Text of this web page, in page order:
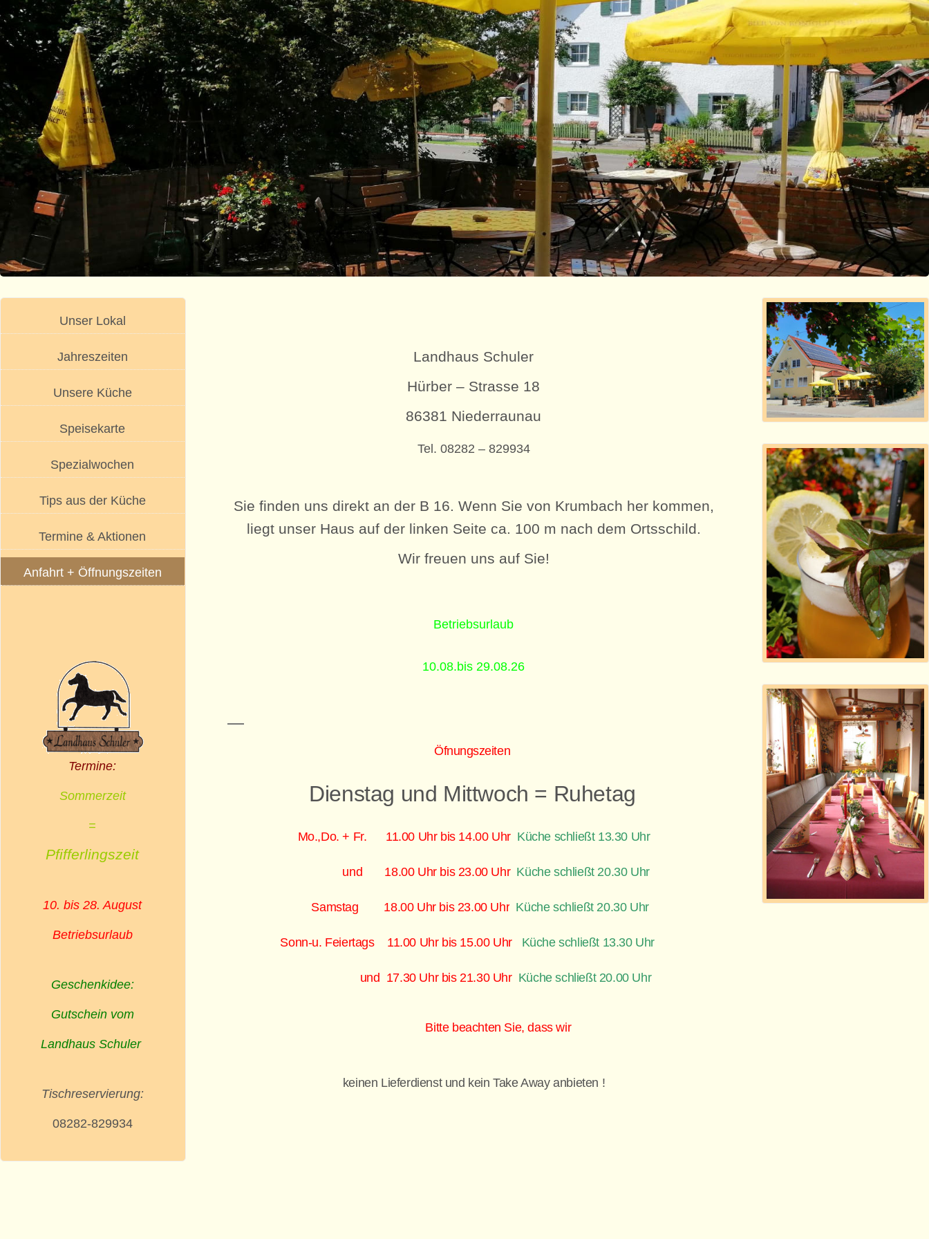
Unser Lokal
Jahreszeiten
Unsere Küche
Speisekarte
Spezialwochen
Tips aus der Küche
Termine & Aktionen
Anfahrt + Öffnungszeiten
Termine:
Sommerzeit
=
Pfifferlingszeit
10. bis 28. August
Betriebsurlaub
Geschenkidee:
Gutschein vom
Landhaus Schuler
Tischreservierung:
08282-829934
Landhaus Schuler
Hürber – Strasse 18
86381 Niederraunau
Tel. 08282 – 829934
Sie finden uns direkt an der B 16. Wenn Sie von Krumbach her kommen,
liegt unser Haus auf der linken Seite ca. 100 m nach dem Ortsschild.
Wir freuen uns auf Sie!
Betriebsurlaub
10.08.bis 29.08.26
Öfnungszeiten
Dienstag und Mittwoch = Ruhetag
Mo.,Do. + Fr. 11.00 Uhr bis 14.00 Uhr Küche schließt 13.30 Uhr
und 18.00 Uhr bis 23.00 Uhr Küche schließt 20.30 Uhr
Samstag 18.00 Uhr bis 23.00 Uhr Küche schließt 20.30 Uhr
Sonn-u. Feiertags 11.00 Uhr bis 15.00 Uhr Küche schließt 13.30 Uhr
und 17.30 Uhr bis 21.30 Uhr Küche schließt 20.00 Uhr
Bitte beachten Sie, dass wir
keinen Lieferdienst und kein Take Away anbieten !